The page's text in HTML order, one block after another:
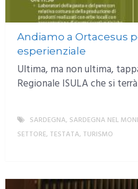
Andiamo a Ortacesus
esperienziale
Ultima, ma non ultima,
Regionale ISULA che si
SARDEGNA, SARDEGNA NEL
SETTORE, TESTATA, TURISMO